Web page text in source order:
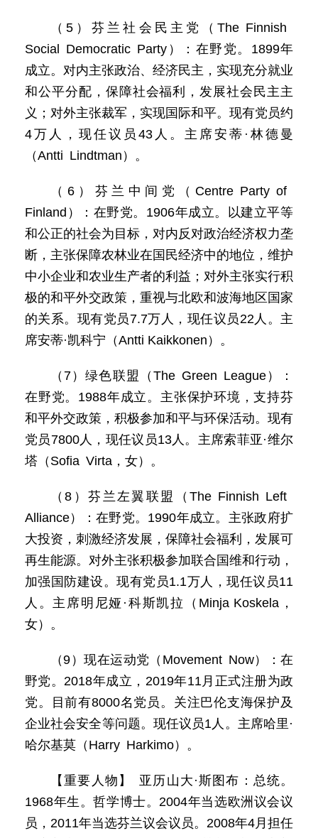
（5）芬兰社会民主党（The Finnish
Social Democratic Party）：在野党。1899年
成立。对内主张政治、经济民主，实现充分就业
和公平分配，保障社会福利，发展社会民主主
义；对外主张裁军，实现国际和平。现有党员约
4万人，现任议员43人。主席安蒂·林德曼
（Antti Lindtman）。
（6）芬兰中间党（Centre Party of
Finland）：在野党。1906年成立。以建立平等
和公正的社会为目标，对内反对政治经济权力垄
断，主张保障农林业在国民经济中的地位，维护
中小企业和农业生产者的利益；对外主张实行积
极的和平外交政策，重视与北欧和波海地区国家
的关系。现有党员7.7万人，现任议员22人。主
席安蒂·凯科宁（Antti Kaikkonen）。
（7）绿色联盟（The Green League）：
在野党。1988年成立。主张保护环境，支持芬
和平外交政策，积极参加和平与环保活动。现有
党员7800人，现任议员13人。主席索菲亚·维尔
塔（Sofia Virta，女）。
（8）芬兰左翼联盟（The Finnish Left
Alliance）：在野党。1990年成立。主张政府扩
大投资，刺激经济发展，保障社会福利，发展可
再生能源。对外主张积极参加联合国维和行动，
加强国防建设。现有党员1.1万人，现任议员11
人。主席明尼娅·科斯凯拉（Minja Koskela，
女）。
（9）现在运动党（Movement Now）：在
野党。2018年成立，2019年11月正式注册为政
党。目前有8000名党员。关注巴伦支海保护及
企业社会安全等问题。现任议员1人。主席哈里·
哈尔基莫（Harry Harkimo）。
【重要人物】 亚历山大·斯图布：总统。
1968年生。哲学博士。2004年当选欧洲议会议
员，2011年当选芬兰议会议员。2008年4月担任